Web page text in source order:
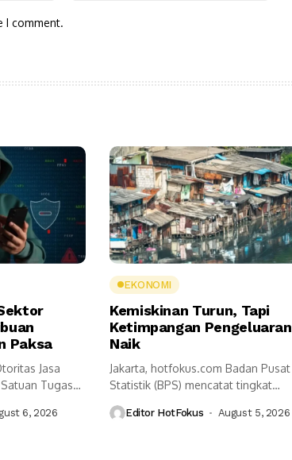
I comment.
Paksa
Jasa
Tugas
6, 2026
EKONOMI
Kemiskinan Turun, Tapi
Ketimpangan Pengeluaran
Naik
Jakarta, hotfokus.com Badan Pusat
Statistik (BPS) mencatat tingkat
Editor HotFokus August 5, 2026